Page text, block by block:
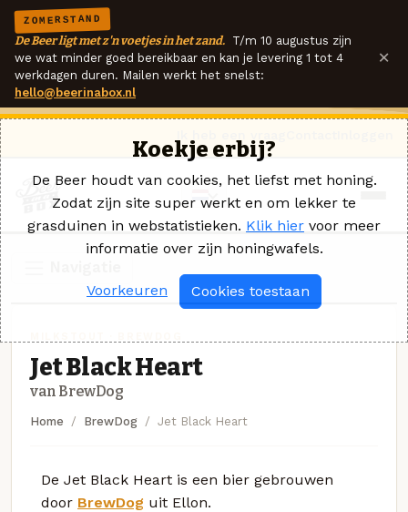
ZOMERSTAND
De Beer ligt met z'n voetjes in het zand. T/m 10 augustus zijn
we wat minder goed bereikbaar en kan je levering 1 tot 4
werkdagen duren. Mailen werkt het snelst:
hello@beerinabox.nl
×
Jet Black Heart
van BrewDog
Home BrewDog Jet Black Heart
De Jet Black Heart is een bier gebrouwen
door BrewDog uit Ellon.
Koekje erbij?
De Beer houdt van cookies, het liefst met honing.
Zodat zijn site super werkt en om lekker te
grasduinen in webstatistieken. Klik hier voor meer
informatie over zijn honingwafels.
Voorkeuren Cookies toestaan